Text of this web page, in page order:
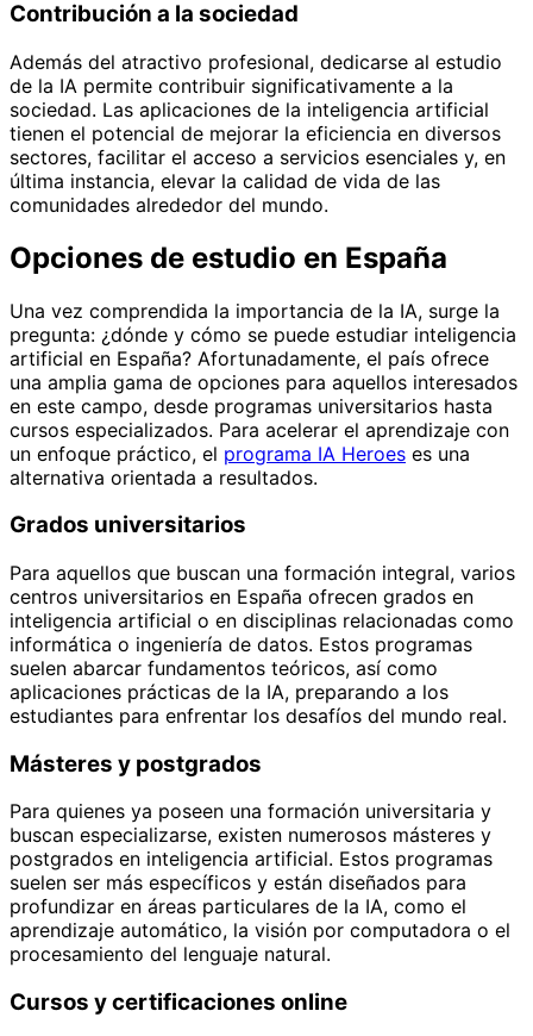
Contribución a la sociedad
Además del atractivo profesional, dedicarse al estudio
de la IA permite contribuir significativamente a la
sociedad. Las aplicaciones de la inteligencia artificial
tienen el potencial de mejorar la eficiencia en diversos
sectores, facilitar el acceso a servicios esenciales y, en
última instancia, elevar la calidad de vida de las
comunidades alrededor del mundo.
Opciones de estudio en España
Una vez comprendida la importancia de la IA, surge la
pregunta: ¿dónde y cómo se puede estudiar inteligencia
artificial en España? Afortunadamente, el país ofrece
una amplia gama de opciones para aquellos interesados
en este campo, desde programas universitarios hasta
cursos especializados. Para acelerar el aprendizaje con
un enfoque práctico, el programa IA Heroes es una
alternativa orientada a resultados.
Grados universitarios
Para aquellos que buscan una formación integral, varios
centros universitarios en España ofrecen grados en
inteligencia artificial o en disciplinas relacionadas como
informática o ingeniería de datos. Estos programas
suelen abarcar fundamentos teóricos, así como
aplicaciones prácticas de la IA, preparando a los
estudiantes para enfrentar los desafíos del mundo real.
Másteres y postgrados
Para quienes ya poseen una formación universitaria y
buscan especializarse, existen numerosos másteres y
postgrados en inteligencia artificial. Estos programas
suelen ser más específicos y están diseñados para
profundizar en áreas particulares de la IA, como el
aprendizaje automático, la visión por computadora o el
procesamiento del lenguaje natural.
Cursos y certificaciones online